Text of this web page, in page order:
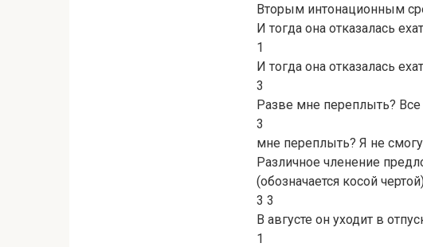
Вторым интонационным
И тогда она отказалась
1
И тогда она отказалась
3
Разве мне переплыть? Все
3
мне переплыть? Я не
Различное членение
(обозначается косой
3 3
В августе он уходит в
1